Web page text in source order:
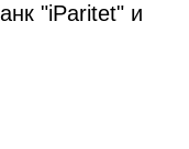
"iParitet" и